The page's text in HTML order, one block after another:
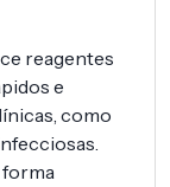
reagentes
e
como
forma